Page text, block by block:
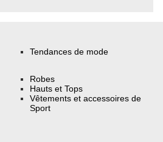
Tendances de mode
Robes
Hauts et Tops
Vêtements et accessoires de
Sport